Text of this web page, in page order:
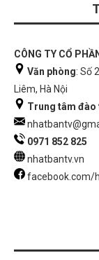
CÔNG TY CỔ
Văn phòng: Số
Liêm, Hà Nội
Trung tâm đào
0971 852 825
nhatbantv.vn
facebook.com/